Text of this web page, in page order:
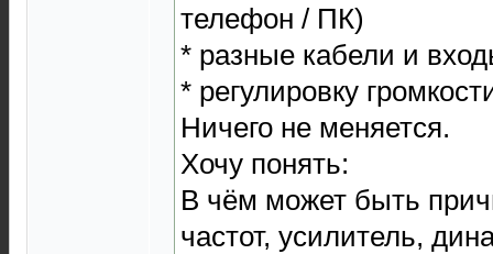
телефон / ПК)
* разные кабели и
* регулировку
Ничего не меняется.
Хочу понять:
В чём может быть
частот, усилитель,